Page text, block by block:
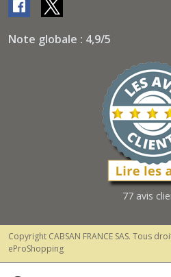
Note globale : 4,9/5
77 avis
Copyright CABSAN FRANCE SAS. Tous
eProShopping